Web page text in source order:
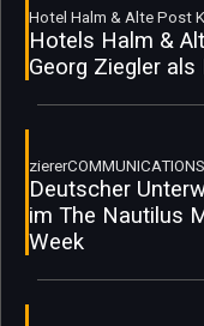
Hotel Halm & Alte Post
Hotels Halm &
Georg Ziegler
Deutscher
im The Nautilus
Week